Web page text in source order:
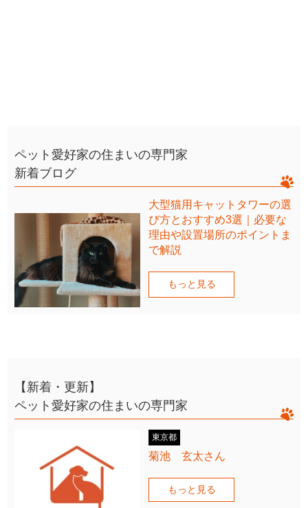
ペット愛好家の住まいの専門家
新着ブログ
大型猫用キャットタワーの選
び方とおすすめ3選｜必要な
理由や設置場所のポイントま
で解説
もっと見る
【新着・更新】
ペット愛好家の住まいの専門家
東京都
菊池 玄太さん
もっと見る